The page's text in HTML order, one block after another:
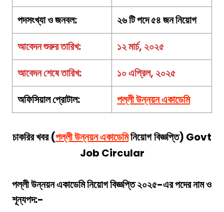
পদসংখ্যা ও জনবল:
২৬ টি পদে ৫৪ জন নিয়োগ
আবেদন শুরুর তারিখ:
১২ মার্চ, ২০২৫
আবেদন শেষে তারিখ:
১০ এপ্রিল, ২০২৫
অফিসিয়াল প্রোটাল:
পল্লী উন্নয়ন একাডেমি
চাকরির খবর (পল্লী উন্নয়ন একাডেমিনিয়োগবিজ্ঞপ্তি) Govt
Job Circular
পল্লী উন্নয়ন একাডেমিনিয়োগবিজ্ঞপ্তি ২০২৫-এর পদের নাম ও
শূন্যপদ:-